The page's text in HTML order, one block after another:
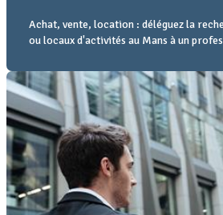
Achat, vente, location : déléguez la
ou locaux d'activités au Mans à un